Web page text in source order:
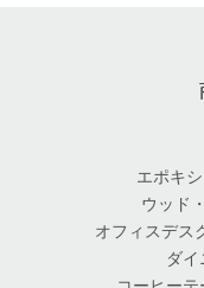
エポキ
ウッド
オフィスデス
ダ